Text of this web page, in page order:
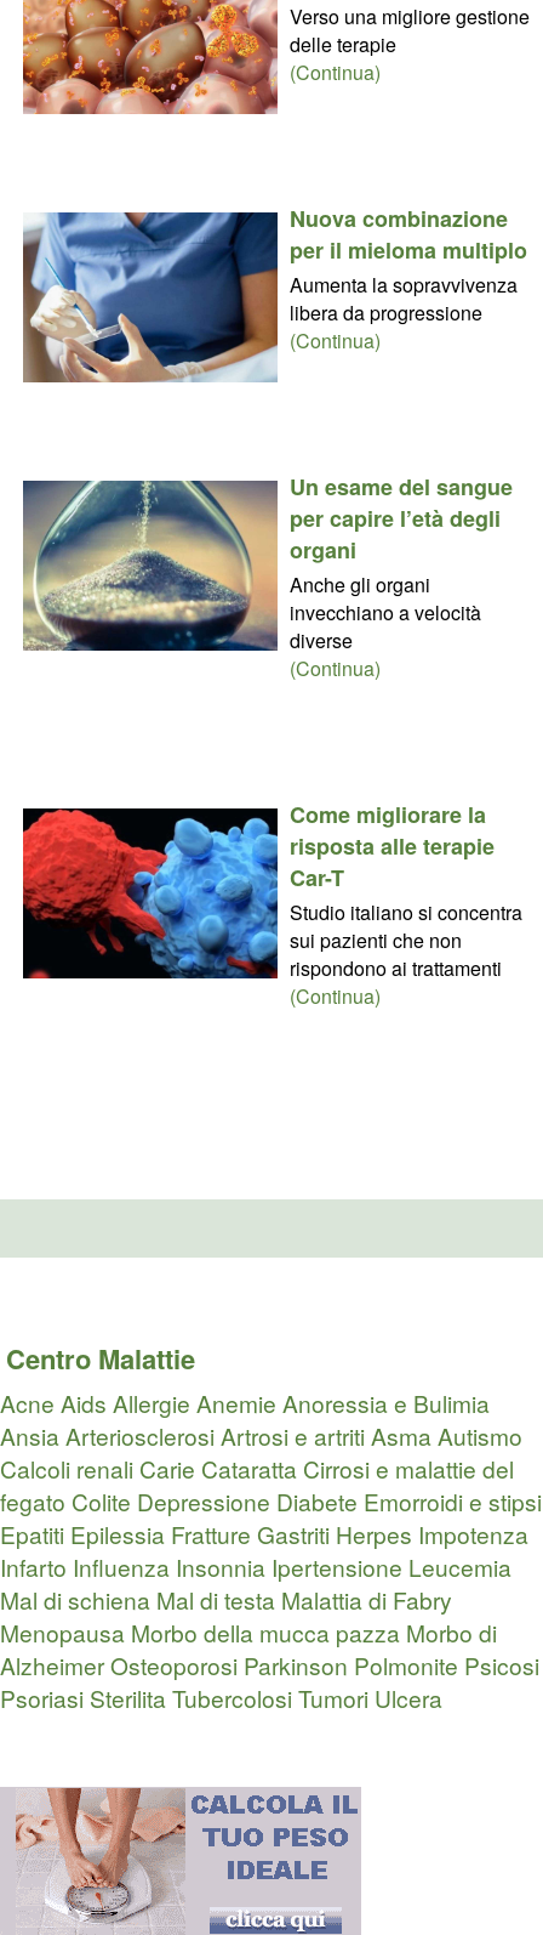
Verso una migliore gestione
delle terapie
(Continua)
Nuova combinazione
per il mieloma multiplo
Aumenta la sopravvivenza
libera da progressione
(Continua)
Un esame del sangue
per capire l’età degli
organi
Anche gli organi
invecchiano a velocità
diverse
(Continua)
Come migliorare la
risposta alle terapie
Car-T
Studio italiano si concentra
sui pazienti che non
rispondono ai trattamenti
(Continua)
Centro Malattie
Acne Aids Allergie Anemie Anoressia e Bulimia
AnsiaArteriosclerosiArtrosi e artritiAsmaAutismo
Calcoli renali Carie Cataratta Cirrosi e malattie del
fegato Colite Depressione Diabete Emorroidi e stipsi
Epatiti Epilessia Fratture Gastriti Herpes Impotenza
Infarto Influenza Insonnia Ipertensione Leucemia
Mal di schiena Mal di testa Malattia di Fabry
Menopausa Morbo della mucca pazza Morbo di
AlzheimerOsteoporosi Parkinson Polmonite Psicosi
Psoriasi SterilitaTubercolosiTumori Ulcera